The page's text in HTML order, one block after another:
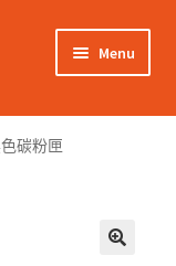
Menu
Expand
child
色碳粉匣